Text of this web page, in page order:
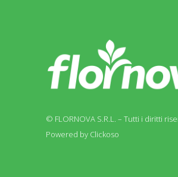
© FLORNOVA S.R.L. – Tutti i diritti
Powered by Clickoso